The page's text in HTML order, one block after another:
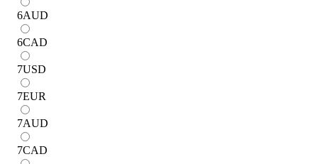
6AUD
6CAD
7USD
7EUR
7AUD
7CAD